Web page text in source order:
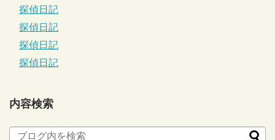
探偵日記
探偵日記
探偵日記
探偵日記
内容検索